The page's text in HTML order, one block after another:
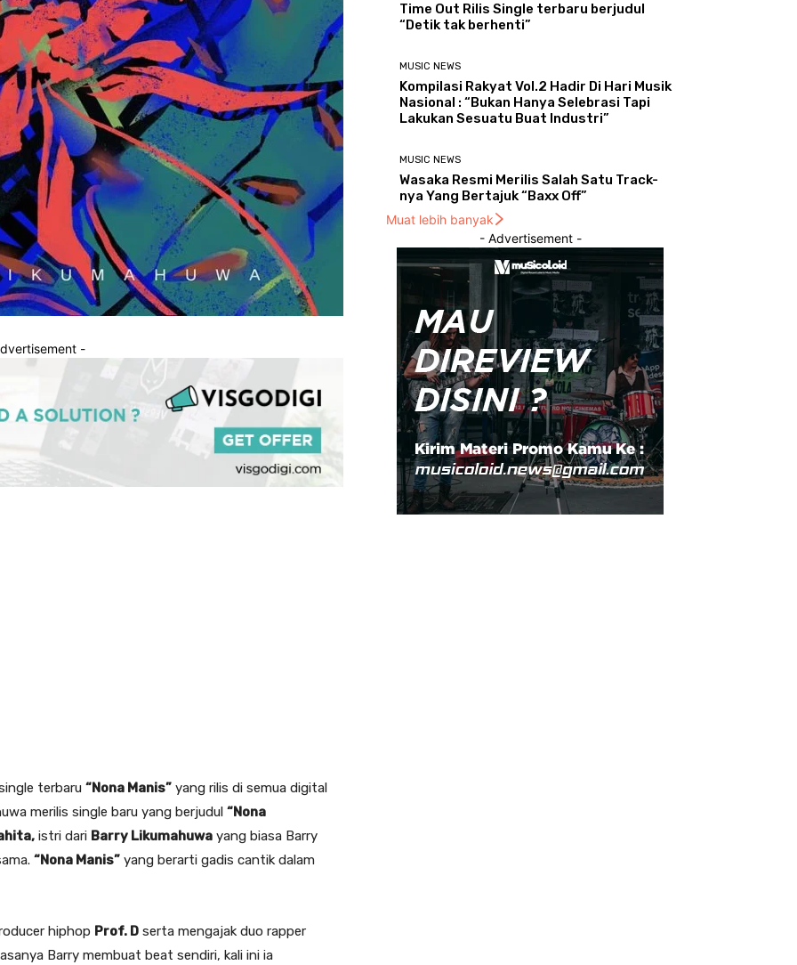
-
terbaru “Nona Manis” yang rilis di semua digital
merilis single baru yang berjudul “Nona
istri dari Barry Likumahuwa yang biasa Barry
“Nona Manis” yang berarti gadis cantik dalam
hiphop Prof. D serta mengajak duo rapper
Barry membuat beat sendiri, kali ini ia
Time Out Rilis Single terbaru berjudul
“Detik tak berhenti”
MUSIC NEWS
Kompilasi Rakyat Vol.2 Hadir Di Hari Musik
Nasional : “Bukan Hanya Selebrasi Tapi
Lakukan Sesuatu Buat Industri”
MUSIC NEWS
Wasaka Resmi Merilis Salah Satu Track-
nya Yang Bertajuk “Baxx Off”
Muat lebih banyak
- Advertisement -